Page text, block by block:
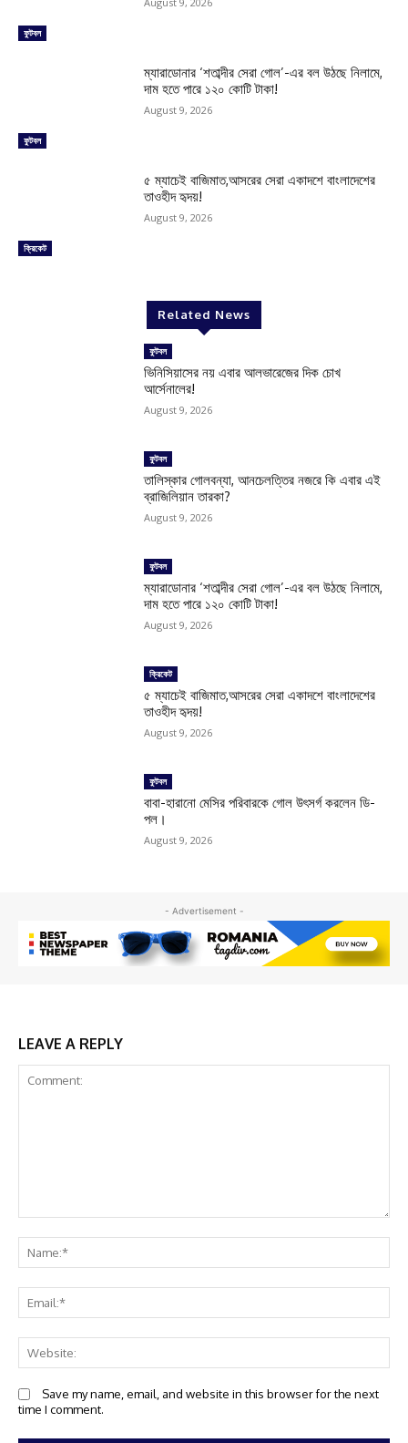
ফুটবল
ফুটবল
ম্যারাডোনার ‘শতাব্দীর সেরা গোল’-এর বল উঠছে নিলামে,
দাম হতে পারে ১২০ কোটি টাকা!
August 9, 2026
ক্রিকেট
৫ ম্যাচেই বাজিমাত,আসরের সেরা একাদশে বাংলাদেশের
তাওহীদ হৃদয়!
August 9, 2026
Related News
ফুটবল
ভিনিসিয়াসের নয় এবার আলভারেজের দিক চোখ
আর্সেনালের!
August 9, 2026
ফুটবল
তালিস্কার গোলবন্যা, আনচেলত্তির নজরে কি এবার এই
ব্রাজিলিয়ান তারকা?
August 9, 2026
ফুটবল
ম্যারাডোনার ‘শতাব্দীর সেরা গোল’-এর বল উঠছে নিলামে,
দাম হতে পারে ১২০ কোটি টাকা!
August 9, 2026
ক্রিকেট
৫ ম্যাচেই বাজিমাত,আসরের সেরা একাদশে বাংলাদেশের
তাওহীদ হৃদয়!
August 9, 2026
ফুটবল
বাবা-হারানো মেসির পরিবারকে গোল উৎসর্গ করলেন ডি-
পল।
August 9, 2026
- Advertisement -
LEAVE A REPLY
Comment:
Save my name, email, and website in this browser for the next
time I comment.